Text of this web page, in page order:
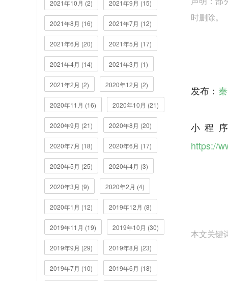
2021年10月 (2) 2021年9月 (15)
2021年8月 (16) 2021年7月 (12)
2021年6月 (20) 2021年5月 (17)
2021年4月 (14) 2021年3月 (1)
2021年2月 (2) 2020年12月 (2)
2020年11月 (16) 2020年10月 (21)
2020年9月 (21) 2020年8月 (20)
2020年7月 (18) 2020年6月 (17)
2020年5月 (25) 2020年4月 (3)
2020年3月 (9) 2020年2月 (4)
2020年1月 (12) 2019年12月 (8)
2019年11月 (19) 2019年10月 (30)
2019年9月 (29) 2019年8月 (23)
2019年7月 (10) 2019年6月 (18)
时删除。
发布：
小程
https://
本文关键